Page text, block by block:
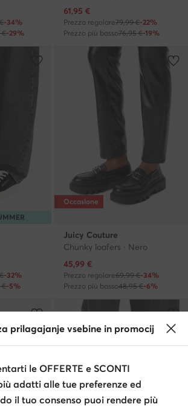
-34%
€-29%
Prezzo attuale
61,95 €
Prezzo regolare79,99 €-22%
Prezzo più basso76,95 €-19%
-32%
€-5%
Occasione
Juicy Couture
Chunky loafers · Nero
Prezzo attuale
45,99 €
Prezzo regolare69,99 €-34%
Prezzo più basso48,95 €-6%
prilagajanje vsebine in promocij
le OFFERTE e SCONTI
adatti alle tue preferenze ed
il tuo consenso puoi rendere più